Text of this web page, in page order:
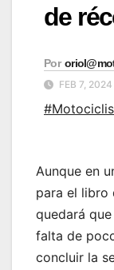
de
Por
FEB 7, 2024
Aunque en
para el libro
quedará
falta de
concluir la